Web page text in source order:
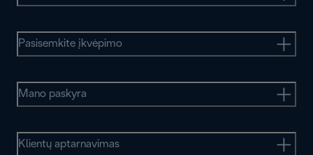
Pasisemkite įkvėpimo
Mano paskyra
Klientų aptarnavimas